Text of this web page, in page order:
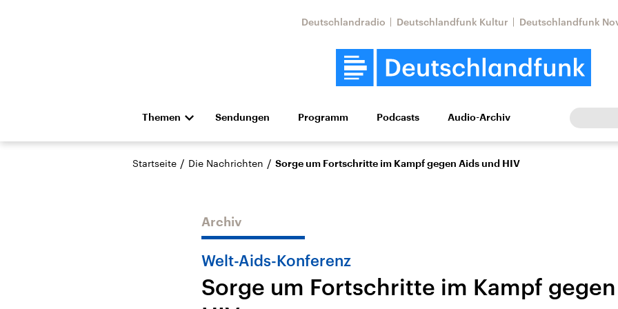
Deutschlandradio Deutschlandfunk Kultur Deutschlandfunk
Themen
Die Nachrichten Politik Wirtschaft Wissen Kultur Europa
Hörspiel und Feature Musik
Landtagswahl Sachsen-
USA
Nahostkonflikt
Iran
Aktuelle Lage und
Sendungen Programm Podcasts Audio-Archiv
Startseite / Die Nachrichten / Sorge um Fortschritte im Kampf gegen Aids und HIV
Archiv
Welt-Aids-Konferenz
Sorge um Fortschritte im Kampf